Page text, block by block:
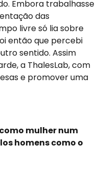
Embora trabalhasse
das
livre só lia sobre
então que percebi
sentido. Assim
a ThalesLab, com
e promover uma
mulher num
homens como o